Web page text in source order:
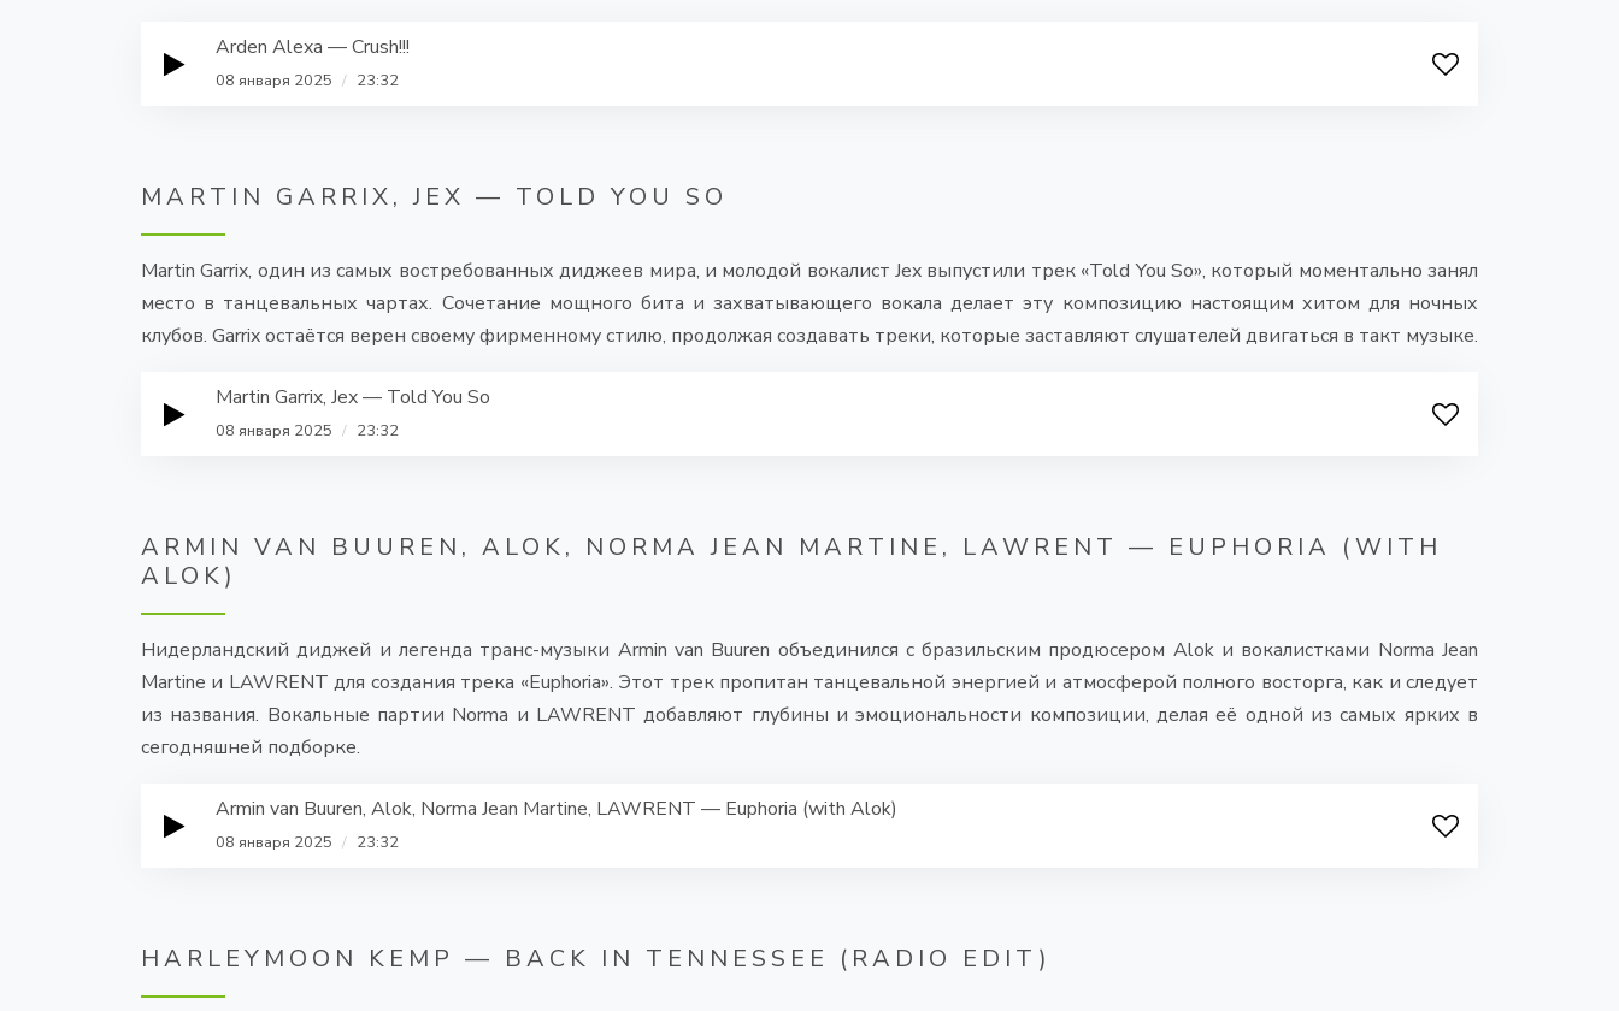
Arden Alexa — Crush!!!
08 января 2025 / 23:32
MARTIN GARRIX, JEX — TOLD YOU SO
Martin Garrix, один из самых востребованных диджеев мира, и молодой вокалист Jex выпустили трек «Told You So», который моментально занял
место в танцевальных чартах. Сочетание мощного бита и захватывающего вокала делает эту композицию настоящим хитом для ночных
клубов. Garrix остаётся верен своему фирменному стилю, продолжая создавать треки, которые заставляют слушателей двигаться в такт музыке.
Martin Garrix, Jex — Told You So
08 января 2025 / 23:32
ARMIN VAN BUUREN, ALOK, NORMA JEAN MARTINE, LAWRENT — EUPHORIA (WITH
ALOK)
Нидерландский диджей и легенда транс-музыки Armin van Buuren объединился с бразильским продюсером Alok и вокалистками Norma Jean
Martine и LAWRENT для создания трека «Euphoria». Этот трек пропитан танцевальной энергией и атмосферой полного восторга, как и следует
из названия. Вокальные партии Norma и LAWRENT добавляют глубины и эмоциональности композиции, делая её одной из самых ярких в
сегодняшней подборке.
Armin van Buuren, Alok, Norma Jean Martine, LAWRENT — Euphoria (with Alok)
08 января 2025 / 23:32
HARLEYMOON KEMP — BACK IN TENNESSEE (RADIO EDIT)